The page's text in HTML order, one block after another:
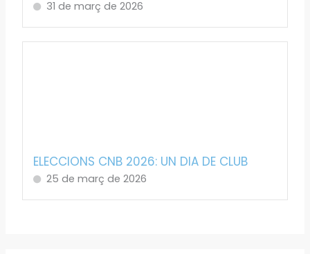
31 de març de 2026
ELECCIONS CNB 2026: UN DIA DE CLUB
25 de març de 2026